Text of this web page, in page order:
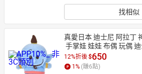
找相似
真愛日本 迪士尼 阿拉丁
手掌娃 娃娃 布偶 玩偶
12%折後$650
1 % (賺6點)